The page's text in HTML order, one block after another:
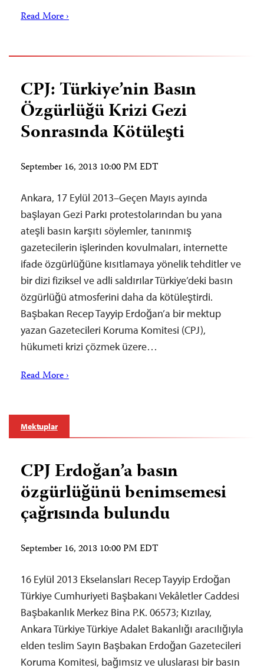
Read More ›
CPJ: Türkiye’nin Basın
Özgürlüğü Krizi Gezi
Sonrasında Kötüleşti
September 16, 2013 10:00 PM EDT
Ankara, 17 Eylül 2013–Geçen Mayıs ayında
başlayan Gezi Parkı protestolarından bu yana
ateşli basın karşıtı söylemler, tanınmış
gazetecilerin işlerinden kovulmaları, internette
ifade özgürlüğüne kısıtlamaya yönelik tehditler ve
bir dizi fiziksel ve adli saldırılar Türkiye’deki basın
özgürlüğü atmosferini daha da kötüleştirdi.
Başbakan Recep Tayyip Erdoğan’a bir mektup
yazan Gazetecileri Koruma Komitesi (CPJ),
hükumeti krizi çözmek üzere…
Read More ›
Mektuplar
CPJ Erdoğan’a basın
özgürlüğünü benimsemesi
çağrısında bulundu
September 16, 2013 10:00 PM EDT
16 Eylül 2013 Ekselansları Recep Tayyip Erdoğan
Türkiye Cumhuriyeti Başbakanı Vekâletler Caddesi
Başbakanlık Merkez Bina P.K. 06573; Kızılay,
Ankara Türkiye Türkiye Adalet Bakanlığı aracılığıyla
elden teslim Sayın Başbakan Erdoğan Gazetecileri
Koruma Komitesi, bağımsız ve uluslarası bir basın